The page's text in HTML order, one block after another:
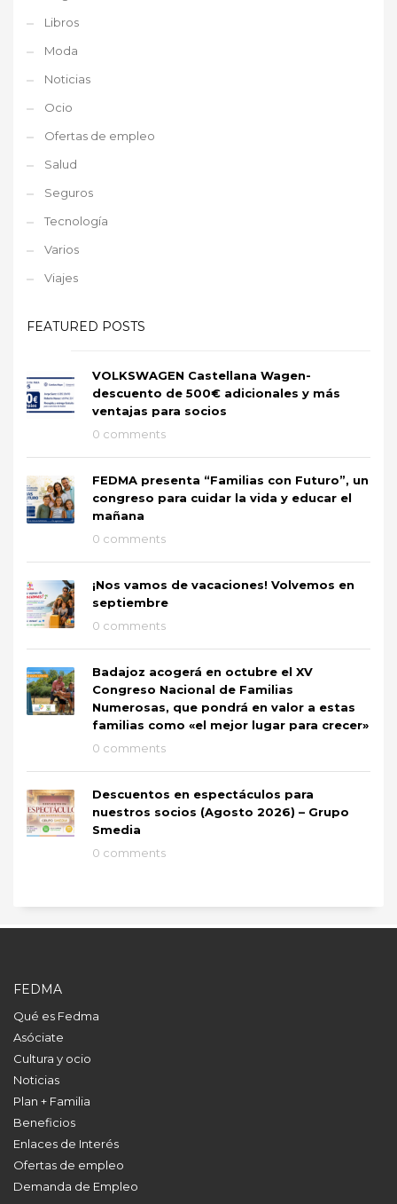
Libros
Moda
Noticias
Ocio
Ofertas de empleo
Salud
Seguros
Tecnología
Varios
Viajes
FEATURED POSTS
VOLKSWAGEN Castellana Wagen-
descuento de 500€ adicionales y más
ventajas para socios
0 comments
FEDMA presenta “Familias con Futuro”, un
congreso para cuidar la vida y educar el
mañana
0 comments
¡Nos vamos de vacaciones! Volvemos en
septiembre
0 comments
Badajoz acogerá en octubre el XV
Congreso Nacional de Familias
Numerosas, que pondrá en valor a estas
familias como «el mejor lugar para crecer»
0 comments
Descuentos en espectáculos para
nuestros socios (Agosto 2026) – Grupo
Smedia
0 comments
FEDMA
Qué es Fedma
Asóciate
Cultura y ocio
Noticias
Plan + Familia
Beneficios
Enlaces de Interés
Ofertas de empleo
Demanda de Empleo